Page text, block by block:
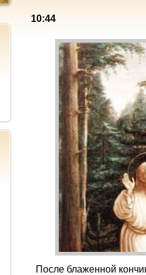
10:44
После блаженной